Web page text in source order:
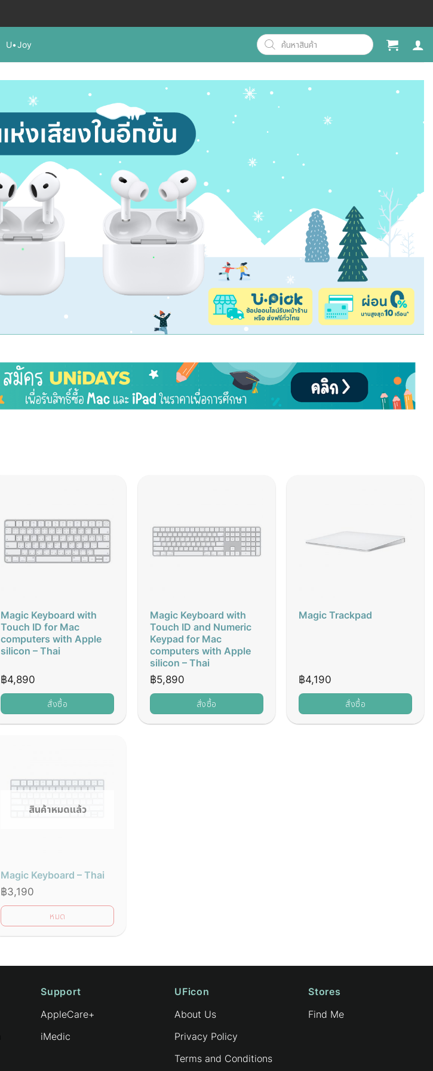
U•Joy
Magic Keyboard with
Touch ID for Mac
computers with Apple
silicon – Thai
฿4,890
สั่งซื้อ
Magic Keyboard with
Touch ID and Numeric
Keypad for Mac
computers with Apple
silicon – Thai
฿5,890
สั่งซื้อ
Magic Trackpad
฿4,190
สั่งซื้อ
สินค้าหมดแล้ว
Magic Keyboard – Thai
฿3,190
หมด
Support
AppleCare+
iMedic
UFicon
About Us
Privacy Policy
Terms and Conditions
Stores
Find Me